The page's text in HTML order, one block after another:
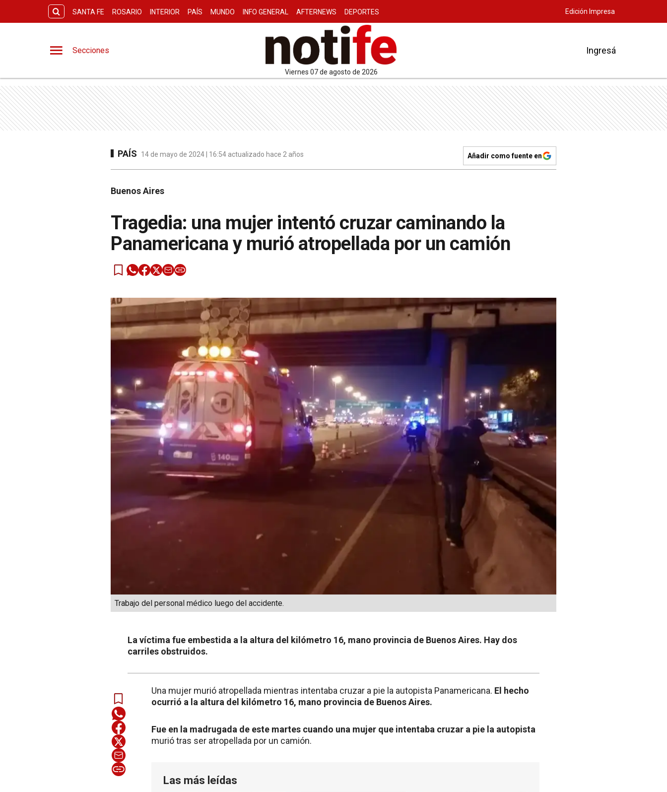
SANTA FE ROSARIO INTERIOR PAÍS MUNDO INFO GENERAL AFTERNEWS DEPORTES Edición Impresa
Secciones
viernes 07 de agosto de 2026
Ingresá
PAÍS 14 de mayo de 2024 | 16:54 actualizado hace 2 años Añadir como fuente en
Buenos Aires
Tragedia: una mujer intentó cruzar caminando la
Panamericana y murió atropellada por un camión
Trabajo del personal médico luego del accidente.
La víctima fue embestida a la altura del kilómetro 16, mano provincia de Buenos Aires. Hay dos
carriles obstruidos.
Una mujer murió atropellada mientras intentaba cruzar a pie la autopista Panamericana. El hecho
ocurrió a la altura del kilómetro 16, mano provincia de Buenos Aires.
Fue en la madrugada de este martes cuando una mujer que intentaba cruzar a pie la autopista
murió tras ser atropellada por un camión.
Las más leídas